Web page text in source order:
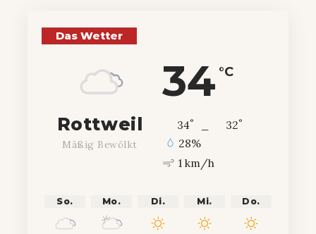
Das Wetter
34 °C
Rottweil
Mäßig Bewölkt
34° 32°
28%
1 km/h
So. Mo. Di. Mi. Do.